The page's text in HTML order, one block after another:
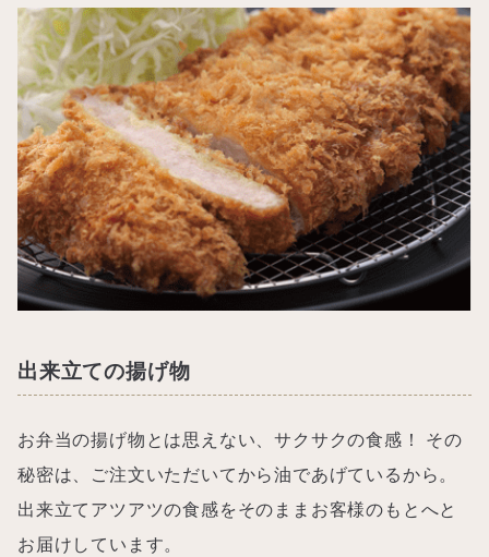
出来立ての揚げ物
お弁当の揚げ物とは思えない、サクサクの食感！ その
秘密は、ご注文いただいてから油であげているから。
出来立てアツアツの食感をそのままお客様のもとへと
お届けしています。